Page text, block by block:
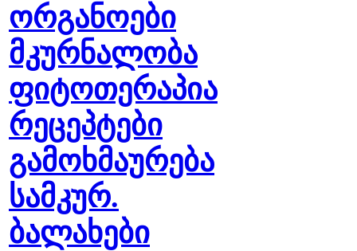
ორგანოები
მკურნალობა
ფიტოთერაპია
რეცეპტები
გამოხმაურება
სამკურ.
ბალახები